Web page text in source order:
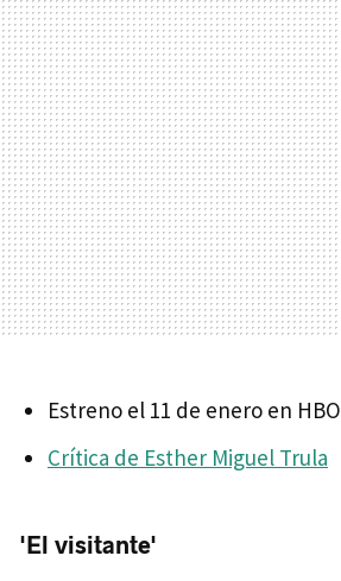
Estreno el 11 de enero en HBO
Crítica de Esther Miguel Trula
'El visitante'